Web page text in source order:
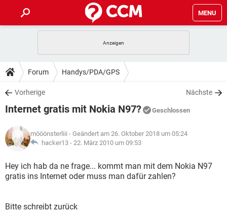
MENU
ANDROID IOS
WINDOWS 10
WHATSAPP TIKTOK
FACEBOOK
TIPPS & TRICKS
SPIELE STREAMING
WHATSAPP TIKTOK
DOWNLOADS
SPIELE STREAMING
ANDROID
WINDOWS 10 INSTAGRAM
WHATSAPP
FACEBOOK HARDWARE
SPIELE STREAMING
WINDOWS 10 INSTAGRAM
FACEBOOK
LEXIKON
SPIELE STREAMING
ANDROID IOS
Forum Handys/PDA/GPS
Vorherige Nächste
Internet gratis mit Nokia N97? Geschlossen
mööönsterliii - Geändert am 26. Oktober 2018 um 05:24
hacker13 - 22. März 2010 um 09:53
Hey ich hab da ne frage... kommt man mit dem Nokia N97
gratis ins Internet oder muss man dafür zahlen?
Bitte schreibt zurück